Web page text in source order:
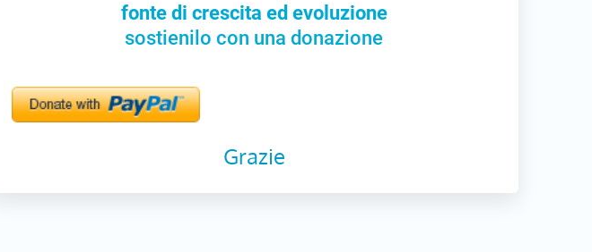
fonte di crescita ed evoluzione
sostienilo con una donazione
Grazie